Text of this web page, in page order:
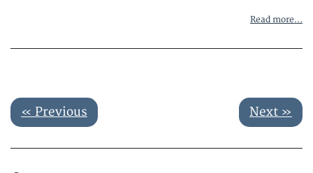
Read more...
« Previous Next »